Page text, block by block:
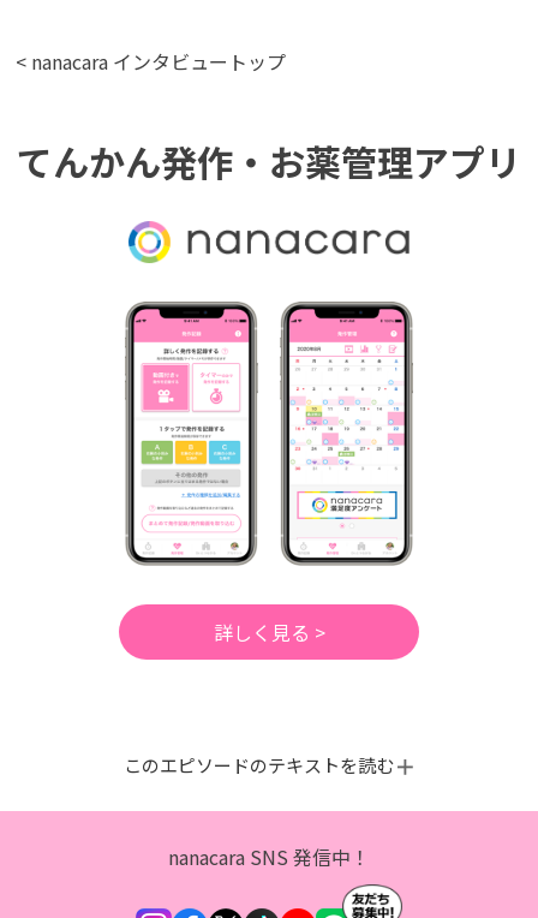
< nanacara インタビュートップ
てんかん発作・お薬管理アプリ
詳しく見る >
このエピソードのテキストを読む
nanacara SNS 発信中！